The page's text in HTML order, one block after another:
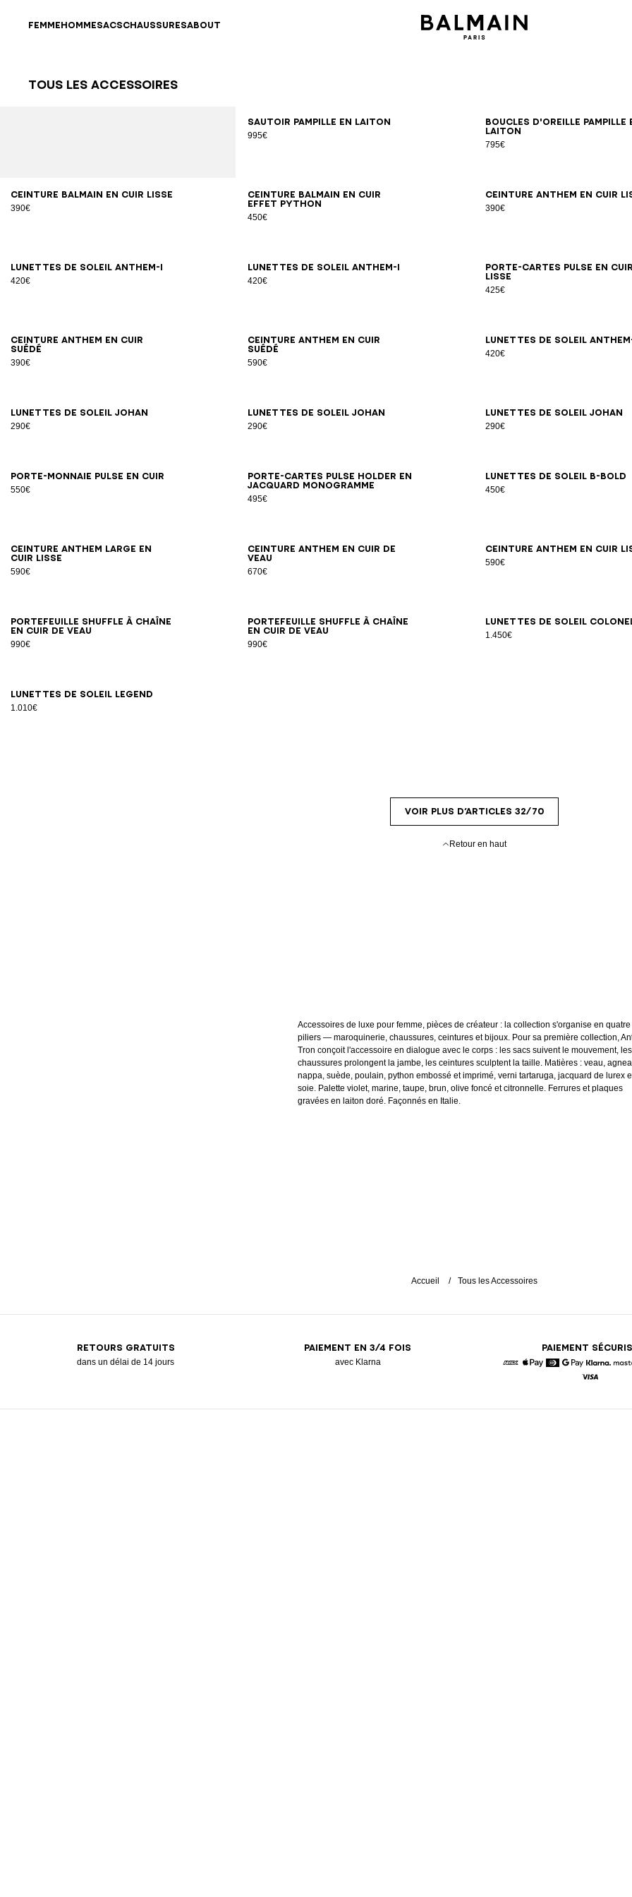
FEMMEHOMMESACSCHAUSSURESABOUT
Tous les Accessoires
Sautoir Pampille en laiton
995€
Boucles d'oreille Pampille
laiton
795€
Ceinture Balmain en cuir lisse
390€
657075 808590 95100
Ceinture Balmain en cuir
effet python
450€
707580 859095 Ceinture Anthem en cuir
390€
657075 80859095
Lunettes de soleil Anthem-I
420€
Lunettes de soleil Anthem-I
420€
Porte-cartes Pulse en cuir
lisse
425€
Ceinture Anthem en cuir
suédé
390€
657075 808590
Ceinture Anthem en cuir
suédé
590€
657075 808590 Lunettes de soleil
420€
Lunettes de soleil Johan
290€
Lunettes de soleil Johan
290€
Lunettes de soleil Johan
290€
Porte-monnaie Pulse en cuir
550€
Porte-cartes Pulse Holder en
jacquard monogramme
495€
Lunettes de soleil B-Bold
450€
Ceinture Anthem large en
cuir lisse
590€
7075 808590 95
Ceinture Anthem en cuir de
veau
670€
657075 80859095100 Ceinture Anthem en cuir
590€
657075 80859095
Portefeuille Shuffle à chaîne
en cuir de veau
990€
Portefeuille Shuffle à chaîne
en cuir de veau
990€
Lunettes de soleil
1.450€
Lunettes de soleil Legend
1.010€
VOIR PLUS D’ARTICLES 32/70
Retour en haut
Accessoires de luxe pour femme, pièces de créateur : la collection s'organise en quatre
piliers — maroquinerie, chaussures, ceintures et bijoux. Pour sa première collection,
Tron conçoit l'accessoire en dialogue avec le corps : les sacs suivent le mouvement, les
chaussures prolongent la jambe, les ceintures sculptent la taille. Matières : veau,
nappa, suède, poulain, python embossé et imprimé, verni tartaruga, jacquard de lurex
soie. Palette violet, marine, taupe, brun, olive foncé et citronnelle. Ferrures et plaques
gravées en laiton doré. Façonnés en Italie.
Accueil Tous les Accessoires
RETOURS GRATUITS
dans un délai de 14 jours
PAIEMENT EN 3/4 FOIS
avec Klarna
PAIEMENT
Google Pay
Klarna